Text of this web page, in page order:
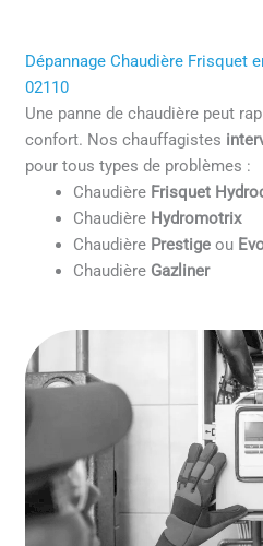
Dépannage Chaudière Frisquet
02110
Une panne de chaudière peut
confort. Nos chauffagistes
pour tous types de problèmes :
Chaudière Frisquet
Chaudière Hydromotrix
Chaudière Prestige ou
Chaudière Gazliner